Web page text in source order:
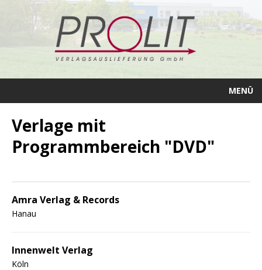
MENÜ
Verlage mit
Programmbereich "DVD"
Amra Verlag & Records
Hanau
Innenwelt Verlag
Köln